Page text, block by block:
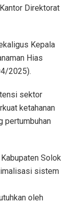
Direktorat
Kepala
Hias
2025).
sektor
ketahanan
pertumbuhan
Solok
sistem
oleh